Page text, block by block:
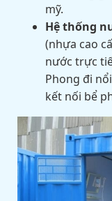
mỹ.
Hệ thống
(nhựa cao
nước trực
Phong đi
kết nối bể